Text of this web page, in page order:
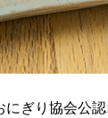
にぎり協会公